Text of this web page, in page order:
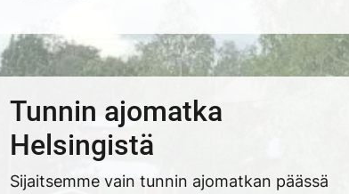
Tunnin ajomatka
Helsingistä
Sijaitsemme vain tunnin ajomatkan päässä